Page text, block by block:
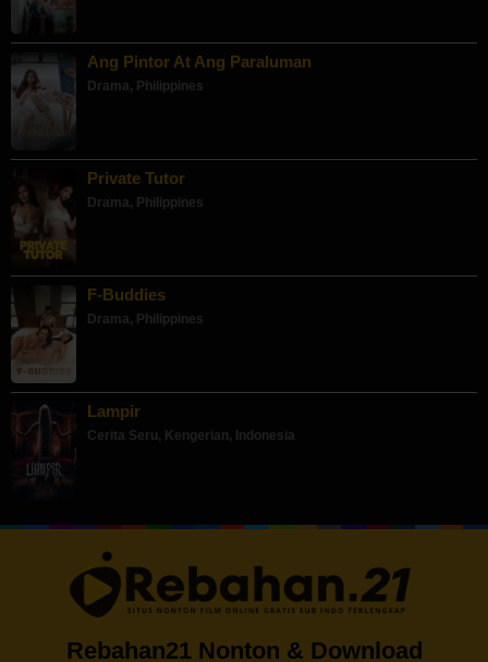
Ang Pintor At Ang Paraluman
Drama, Philippines
Private Tutor
Drama, Philippines
F-Buddies
Drama, Philippines
Lampir
Cerita Seru, Kengerian, Indonesia
Rebahan21 Nonton & Download